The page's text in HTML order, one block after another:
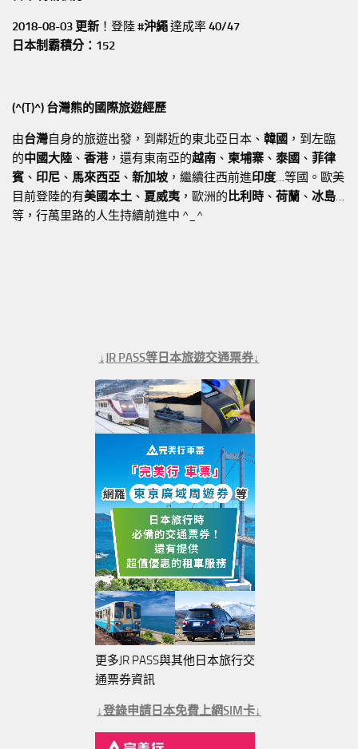
2018-08-03 更新 ！登陸#沖繩達成率40/47
日本制霸積分：152
(^(T)^) 台灣熊的國際旅遊經歷
由台灣自身的旅遊出發，到鄰近的東北亞日本、 韓國 ，到左臨
的中國大陸 、 香港，還有東南亞的越南 、 柬埔寨 、 泰國 、 菲律
賓 、 印尼 、 馬來西亞 、 新加坡 ，繼續往西前進印度 …等國。歐美
目前登陸的有美國本土 、 夏威夷 ，歐洲的 比利時 、 荷蘭 、 冰島
等，行萬里路的人生持續前進中 ^_^
↓JR PASS等日本旅遊交通票券↓
更多JR PASS與其他日本旅行交
通票券資訊
↓登錄申請日本免費上網SIM卡↓